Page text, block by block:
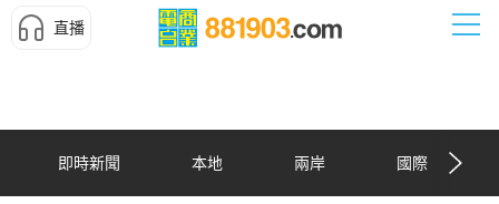
直播
即時新聞 本地 兩岸 國際